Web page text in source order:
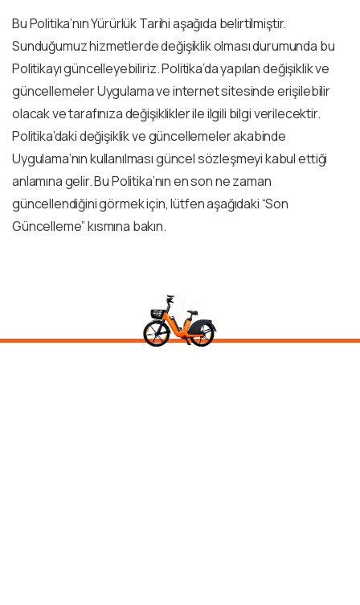
Bu Politika’nın Yürürlük Tarihi aşağıda belirtilmiştir.
Sunduğumuz hizmetlerde değişiklik olması durumunda bu
Politikayı güncelleyebiliriz. Politika’da yapılan değişiklik ve
güncellemeler Uygulama ve internet sitesinde erişilebilir
olacak ve tarafınıza değişiklikler ile ilgili bilgi verilecektir.
Politika’daki değişiklik ve güncellemeler akabinde
Uygulama’nın kullanılması güncel sözleşmeyi kabul ettiği
anlamına gelir. Bu Politika’nın en son ne zaman
güncellendiğini görmek için, lütfen aşağıdaki “Son
Güncelleme” kısmına bakın.